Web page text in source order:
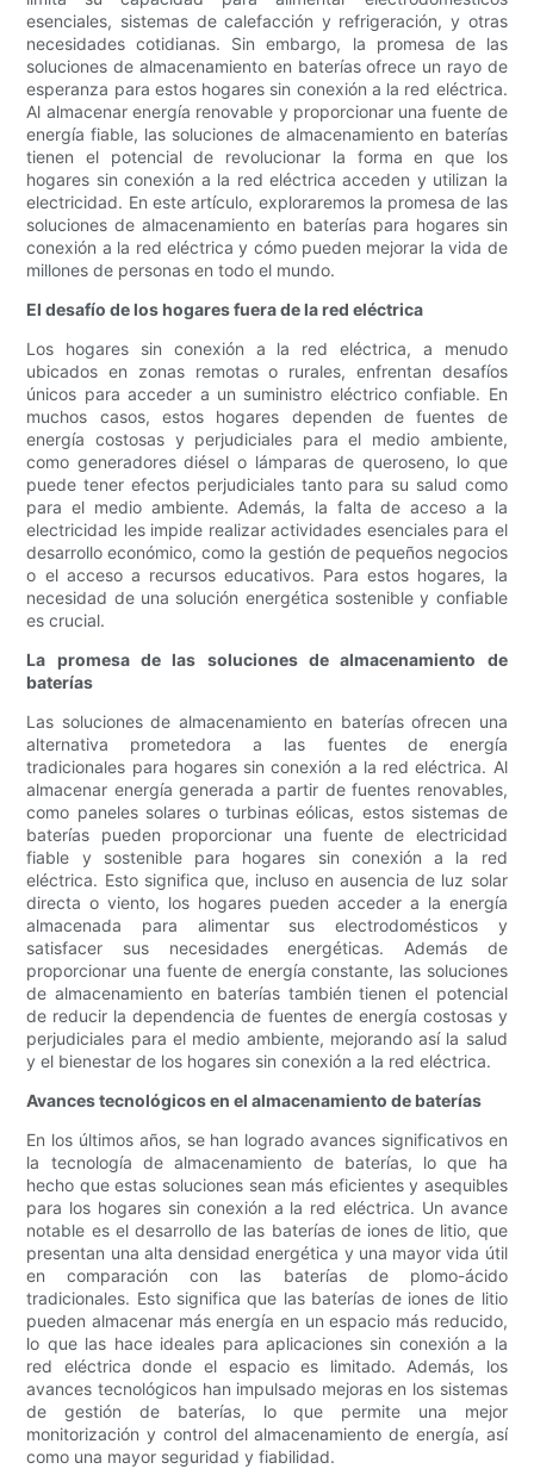
esenciales, sistemas de calefacción y refrigeración, y otras
necesidades cotidianas. Sin embargo, la promesa de las
soluciones de almacenamiento en baterías ofrece un rayo de
esperanza para estos hogares sin conexión a la red eléctrica.
Al almacenar energía renovable y proporcionar una fuente de
energía fiable, las soluciones de almacenamiento en baterías
tienen el potencial de revolucionar la forma en que los
hogares sin conexión a la red eléctrica acceden y utilizan la
electricidad. En este artículo, exploraremos la promesa de las
soluciones de almacenamiento en baterías para hogares sin
conexión a la red eléctrica y cómo pueden mejorar la vida de
millones de personas en todo el mundo.
El desafío de los hogares fuera de la red eléctrica
Los hogares sin conexión a la red eléctrica, a menudo
ubicados en zonas remotas o rurales, enfrentan desafíos
únicos para acceder a un suministro eléctrico confiable. En
muchos casos, estos hogares dependen de fuentes de
energía costosas y perjudiciales para el medio ambiente,
como generadores diésel o lámparas de queroseno, lo que
puede tener efectos perjudiciales tanto para su salud como
para el medio ambiente. Además, la falta de acceso a la
electricidad les impide realizar actividades esenciales para el
desarrollo económico, como la gestión de pequeños negocios
o el acceso a recursos educativos. Para estos hogares, la
necesidad de una solución energética sostenible y confiable
es crucial.
La promesa de las soluciones de almacenamiento de
baterías
Las soluciones de almacenamiento en baterías ofrecen una
alternativa prometedora a las fuentes de energía
tradicionales para hogares sin conexión a la red eléctrica. Al
almacenar energía generada a partir de fuentes renovables,
como paneles solares o turbinas eólicas, estos sistemas de
baterías pueden proporcionar una fuente de electricidad
fiable y sostenible para hogares sin conexión a la red
eléctrica. Esto significa que, incluso en ausencia de luz solar
directa o viento, los hogares pueden acceder a la energía
almacenada para alimentar sus electrodomésticos y
satisfacer sus necesidades energéticas. Además de
proporcionar una fuente de energía constante, las soluciones
de almacenamiento en baterías también tienen el potencial
de reducir la dependencia de fuentes de energía costosas y
perjudiciales para el medio ambiente, mejorando así la salud
y el bienestar de los hogares sin conexión a la red eléctrica.
Avances tecnológicos en el almacenamiento de baterías
En los últimos años, se han logrado avances significativos en
la tecnología de almacenamiento de baterías, lo que ha
hecho que estas soluciones sean más eficientes y asequibles
para los hogares sin conexión a la red eléctrica. Un avance
notable es el desarrollo de las baterías de iones de litio, que
presentan una alta densidad energética y una mayor vida útil
en comparación con las baterías de plomo-ácido
tradicionales. Esto significa que las baterías de iones de litio
pueden almacenar más energía en un espacio más reducido,
lo que las hace ideales para aplicaciones sin conexión a la
red eléctrica donde el espacio es limitado. Además, los
avances tecnológicos han impulsado mejoras en los sistemas
de gestión de baterías, lo que permite una mejor
monitorización y control del almacenamiento de energía, así
como una mayor seguridad y fiabilidad.